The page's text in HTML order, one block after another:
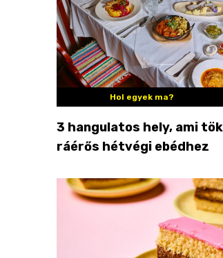
Hol egyek ma?
3 hangulatos hely, ami
ráérős hétvégi ebédhez